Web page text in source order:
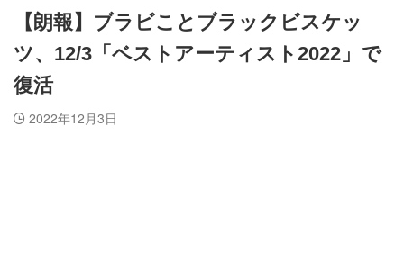
【朗報】ブラビことブラックビスケッ
ツ、12/3「ベストアーティスト2022」で
復活
2022年12月3日